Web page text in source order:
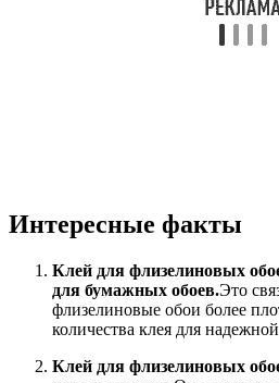
Интересные факты
Клей для флизелиновых
для бумажных обоев.Это
флизелиновые обои более
количества клея для
Клей для флизелиновых